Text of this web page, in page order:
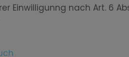
Einwilligunng nach Art. 6